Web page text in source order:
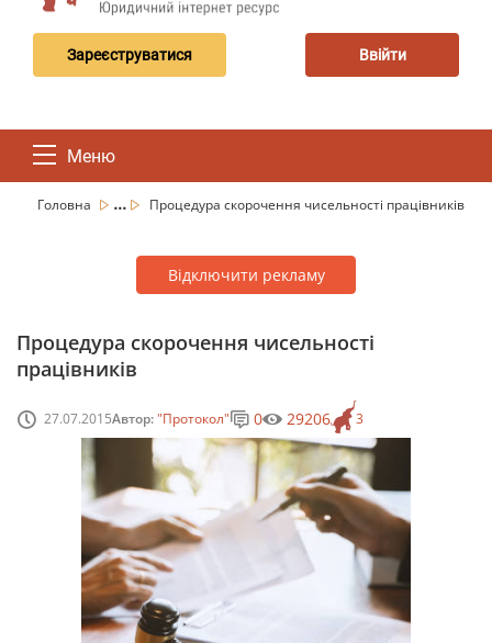
Зареєструватися Ввійти
Меню
Головна ... Процедура скорочення чисельності працівників
Відключити рекламу
Процедура скорочення чисельності
працівників
27.07.2015Автор:"Протокол" 3
0 29206